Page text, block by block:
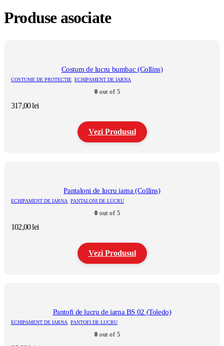
Produse asociate
Costum de lucru bumbac (Collins)
COSTUME DE PROTECTIE, ECHIPAMENT DE IARNA
0 out of 5
317,00lei
Vezi Produsul
variații.
Opțiunile
fi
alese
Pantaloni de lucru iarna (Collins)
ECHIPAMENT DE IARNA, PANTALONI DE LUCRU
0 out of 5
102,00lei
Vezi Produsul
variații.
Opțiunile
Pantofi de lucru de iarna BS 02 (Toledo)
ECHIPAMENT DE IARNA, PANTOFI DE LUCRU
0 out of 5